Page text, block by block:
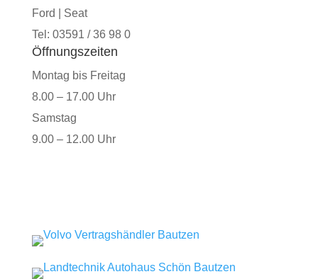
Ford | Seat
Tel: 03591 / 36 98 0
Öffnungszeiten
Montag bis Freitag
8.00 – 17.00 Uhr
Samstag
9.00 – 12.00 Uhr